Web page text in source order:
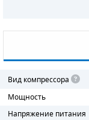
Вид компрессора
Мощность
Напряжение питания
ДИЗЕЛЬНЫЕ
ФИЛЬТРЫ ТОПЛИВНЫЕ